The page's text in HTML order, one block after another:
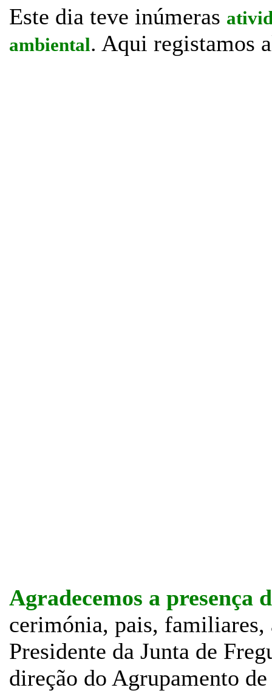
Este dia teve inúmeras
ambiental. Aqui registamos
Agradecemos a presença
cerimónia, pais, familiares,
Presidente da Junta de
direção do Agrupamento